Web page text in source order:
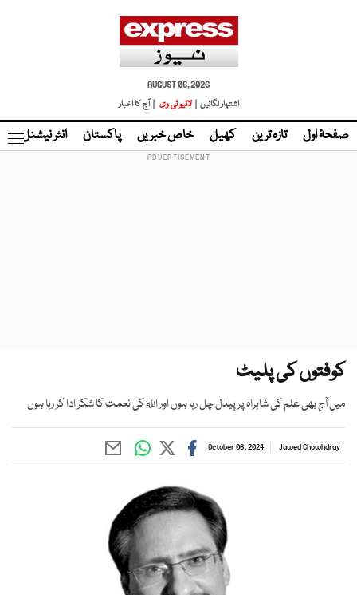
AUGUST 06, 2026
اشتہار لگائیں |
لائیو ٹی وی | آج کا اخبار
صفحۂ اول تازہ ترین کھیل خاص خبریں پاکستان انٹر نیشنل
کوفتوں کی پلیٹ
میں آج بھی علم کی شاہراہ پر پیدل چل رہا ہوں اور اﷲ کی نعمت کا شکر ادا کر رہا ہوں
Jawed Chowhdray
October 06, 2024